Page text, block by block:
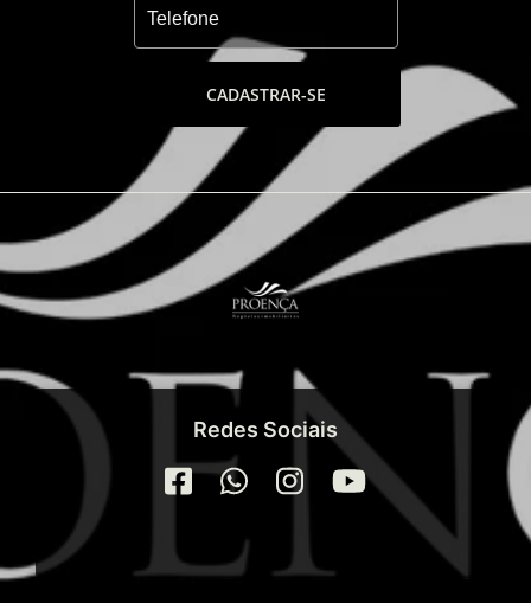
áreas de lazer! Infraestrutura completa que
vai desde Clube Náutico até paradouro à
beira mar e Clube House com 5.000m²:
-Marina Clube: Clube Náutico;
-praia Artificial exclusiva com mais de
-Beach Club: Paradouro à beira-mar com
piscina panorâmica de frente para o mar;
-Salões de festas e espaços gourmet;
-Game Center, salão de jogos e espaço
poker;
-Bar molhado, bar de praia e conveniencia
-Open Mall;
-Salão de beleza, spa com sauna seca e
úmida;
-Piscina térmica com raia semiolimpica;
-Fitness Center: Academia com mais de
300m²;
-Complexo com 7 quadras esportivas;
-Garagens náuticas e terraço para
CADASTRAR-SE
Redes Sociais